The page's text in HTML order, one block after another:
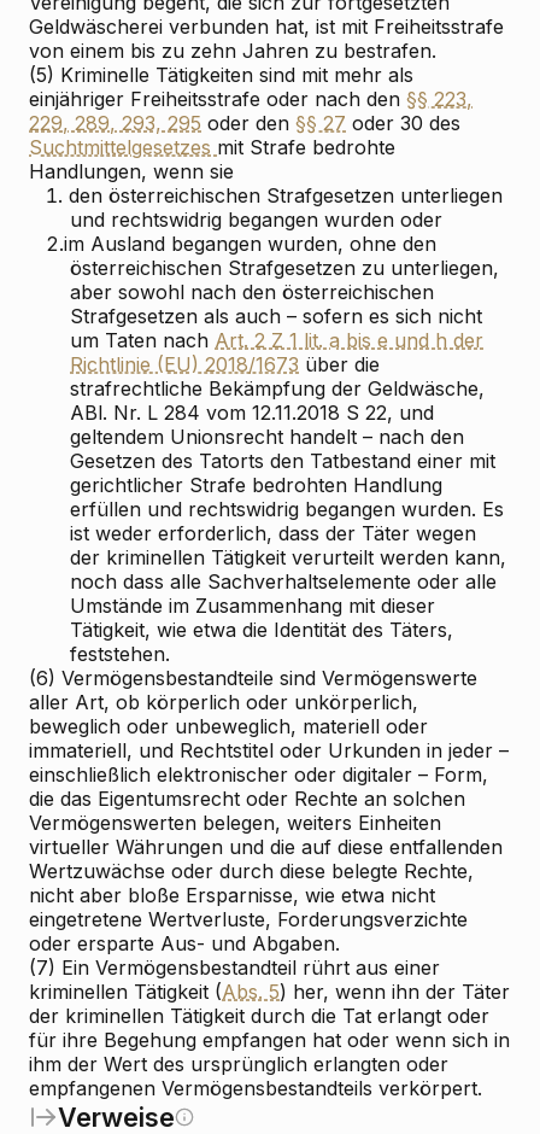
Geldwäscherei verbunden hat, ist mit Freiheitsstrafe
von einem bis zu zehn Jahren zu bestrafen.
(5) Kriminelle Tätigkeiten sind mit mehr als
einjähriger Freiheitsstrafe oder nach den §§ 223,
229, 289, 293, 295 oder den §§ 27 oder 30 des
Suchtmittelgesetzes mit Strafe bedrohte
Handlungen, wenn sie
1. den österreichischen Strafgesetzen unterliegen
und rechtswidrig begangen wurden oder
2.im Ausland begangen wurden, ohne den
österreichischen Strafgesetzen zu unterliegen,
aber sowohl nach den österreichischen
Strafgesetzen als auch – sofern es sich nicht
um Taten nach Art. 2 Z 1 lit. a bis e und h der
Richtlinie (EU) 2018/1673 über die
strafrechtliche Bekämpfung der Geldwäsche,
ABl. Nr. L 284 vom 12.11.2018 S 22, und
geltendem Unionsrecht handelt – nach den
Gesetzen des Tatorts den Tatbestand einer mit
gerichtlicher Strafe bedrohten Handlung
erfüllen und rechtswidrig begangen wurden. Es
ist weder erforderlich, dass der Täter wegen
der kriminellen Tätigkeit verurteilt werden kann,
noch dass alle Sachverhaltselemente oder alle
Umstände im Zusammenhang mit dieser
Tätigkeit, wie etwa die Identität des Täters,
feststehen.
(6) Vermögensbestandteile sind Vermögenswerte
aller Art, ob körperlich oder unkörperlich,
beweglich oder unbeweglich, materiell oder
immateriell, und Rechtstitel oder Urkunden in jeder –
einschließlich elektronischer oder digitaler – Form,
die das Eigentumsrecht oder Rechte an solchen
Vermögenswerten belegen, weiters Einheiten
virtueller Währungen und die auf diese entfallenden
Wertzuwächse oder durch diese belegte Rechte,
nicht aber bloße Ersparnisse, wie etwa nicht
eingetretene Wertverluste, Forderungsverzichte
oder ersparte Aus- und Abgaben.
(7) Ein Vermögensbestandteil rührt aus einer
kriminellen Tätigkeit (Abs. 5) her, wenn ihn der Täter
der kriminellen Tätigkeit durch die Tat erlangt oder
für ihre Begehung empfangen hat oder wenn sich in
ihm der Wert des ursprünglich erlangten oder
empfangenen Vermögensbestandteils verkörpert.
Verweise